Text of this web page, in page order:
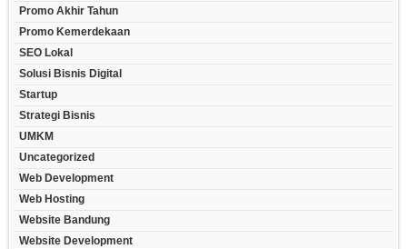
Promo Akhir Tahun
Promo Kemerdekaan
SEO Lokal
Solusi Bisnis Digital
Startup
Strategi Bisnis
UMKM
Uncategorized
Web Development
Web Hosting
Website Bandung
Website Development